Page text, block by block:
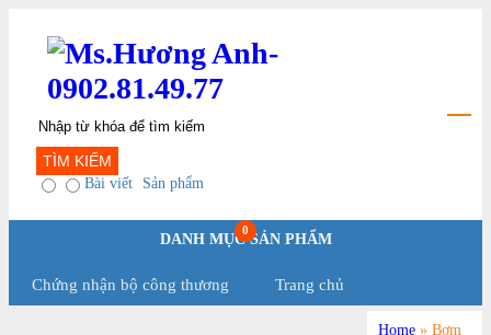
TÌM KIẾM
Bài viết Sản phẩm
0
DANH MỤC SẢN PHẨM
Chứng nhận bộ công thương Trang chủ
Home » Bơm